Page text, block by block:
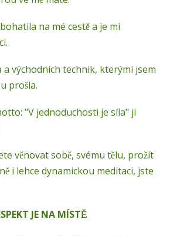
na mé cestě a je mi
a východních technik, kterými jsem
prošla.
"V jednoduchosti je síla" ji
věnovat sobě, svému tělu, prožít
i lehce dynamickou meditaci, jste
JE NA MÍSTĚ